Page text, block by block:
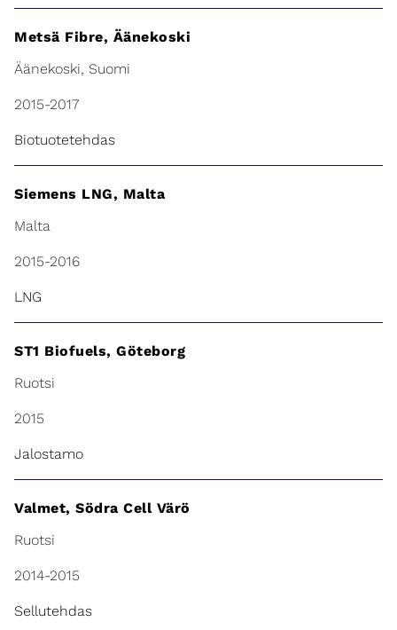
Metsä Fibre, Äänekoski
Äänekoski, Suomi
2015-2017
Biotuotetehdas
Siemens LNG, Malta
Malta
2015-2016
LNG
ST1 Biofuels, Göteborg
Ruotsi
2015
Jalostamo
Valmet, Södra Cell Värö
Ruotsi
2014-2015
Sellutehdas